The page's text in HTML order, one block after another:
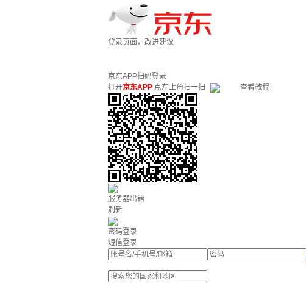
登录页面，改进建议
京东APP扫码登录
打开京东APP 点左上角扫一扫 查看教程
服务器出错
刷新
密码登录
短信登录